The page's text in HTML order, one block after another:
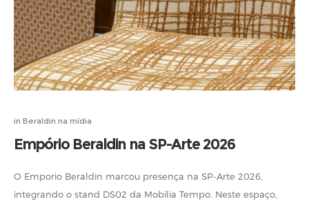
in Beraldin na mídia
Empório Beraldin na SP-Arte 2026
O Emporio Beraldin marcou presença na SP-Arte 2026,
integrando o stand DS02 da Mobilia Tempo. Neste espaço,